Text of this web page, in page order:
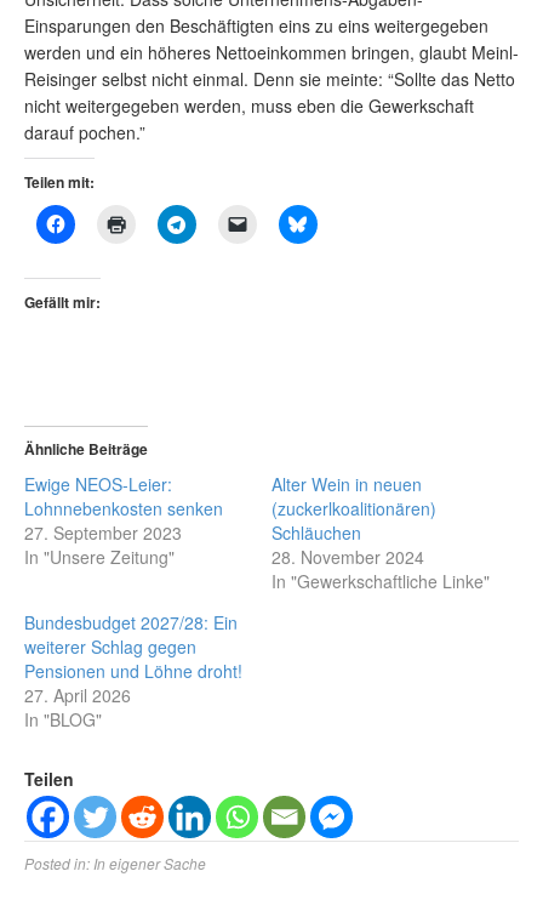
Einsparungen den Beschäftigten eins zu eins weitergegeben
werden und ein höheres Nettoeinkommen bringen, glaubt Meinl-
Reisinger selbst nicht einmal. Denn sie meinte: “Sollte das Netto
nicht weitergegeben werden, muss eben die Gewerkschaft
darauf pochen.”
Teilen mit:
Gefällt mir:
Ähnliche Beiträge
Ewige NEOS-Leier:
Lohnnebenkosten senken
27. September 2023
In "Unsere Zeitung"
Alter Wein in neuen
(zuckerlkoalitionären)
Schläuchen
28. November 2024
In "Gewerkschaftliche Linke"
Bundesbudget 2027/28: Ein
weiterer Schlag gegen
Pensionen und Löhne droht!
27. April 2026
In "BLOG"
Teilen
Posted in: In eigener Sache